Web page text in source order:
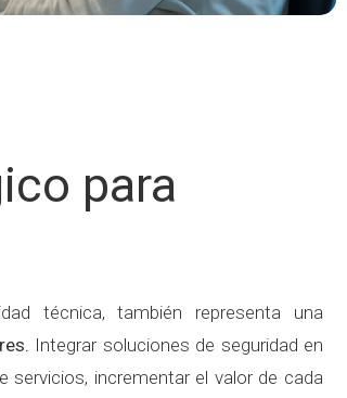
para
técnica, también representa una
Integrar soluciones de seguridad en
incrementar el valor de cada